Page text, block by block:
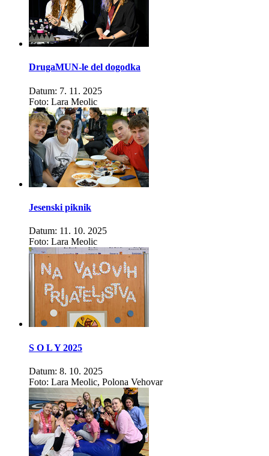
DrugaMUN-le del dogodka
Datum: 7. 11. 2025
Foto: Lara Meolic
Jesenski piknik
Datum: 11. 10. 2025
Foto: Lara Meolic
S O L Y 2025
Datum: 8. 10. 2025
Foto: Lara Meolic, Polona Vehovar